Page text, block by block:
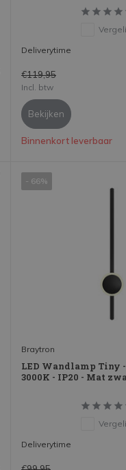
Deliverytime
€119,95
Incl. btw
Bekijken
Binnenkort leverbaar
- 66%
Braytron
LED Wandlamp Tiny
3000K - IP20 - Mat
Deliverytime